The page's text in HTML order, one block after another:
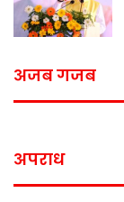
अजब गजब
अपराध